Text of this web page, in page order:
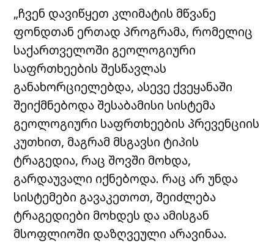
„ჩვენ დავიწყეთ კლიმატის მწვანე
ფონდთან ერთად პროგრამა, რომელიც
საქართველოში გეოლოგიური
საფრთხეების შესწავლას
განახორციელებდა, ასევე ქვეყანაში
შეიქმნებოდა შესაბამისი სისტემა
გეოლოგიური საფრთხეების პრევენციის
კუთხით, მაგრამ მსგავსი ტიპის
ტრაგედია, რაც შოვში მოხდა,
გარდაუვალი იქნებოდა. რაც არ უნდა
სისტემები გავაკეთოთ, შეიძლება
ტრაგედიები მოხდეს და ამისგან
მსოფლიოში დაზღვეული არავინაა.